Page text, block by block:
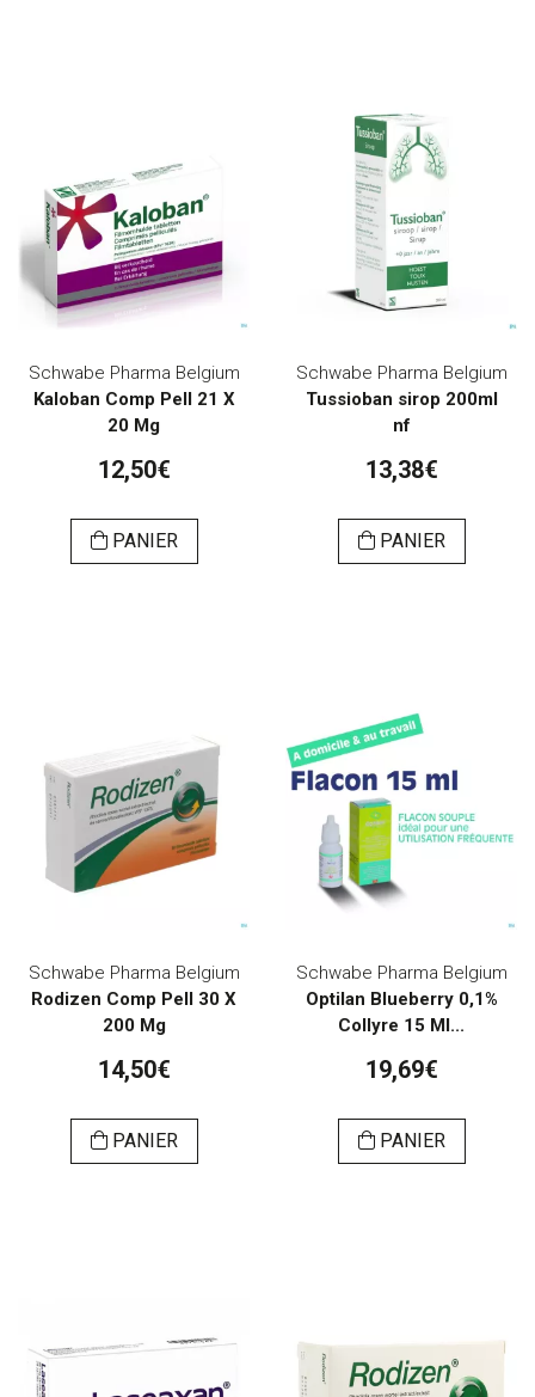
Schwabe Pharma Belgium
Kaloban Comp Pell 21 X
20 Mg
12,50€
PANIER
Schwabe Pharma Belgium
Tussioban sirop 200ml
nf
13,38€
PANIER
Schwabe Pharma Belgium
Rodizen Comp Pell 30 X
200 Mg
14,50€
PANIER
Schwabe Pharma Belgium
Optilan Blueberry 0,1%
Collyre 15 Ml...
19,69€
PANIER